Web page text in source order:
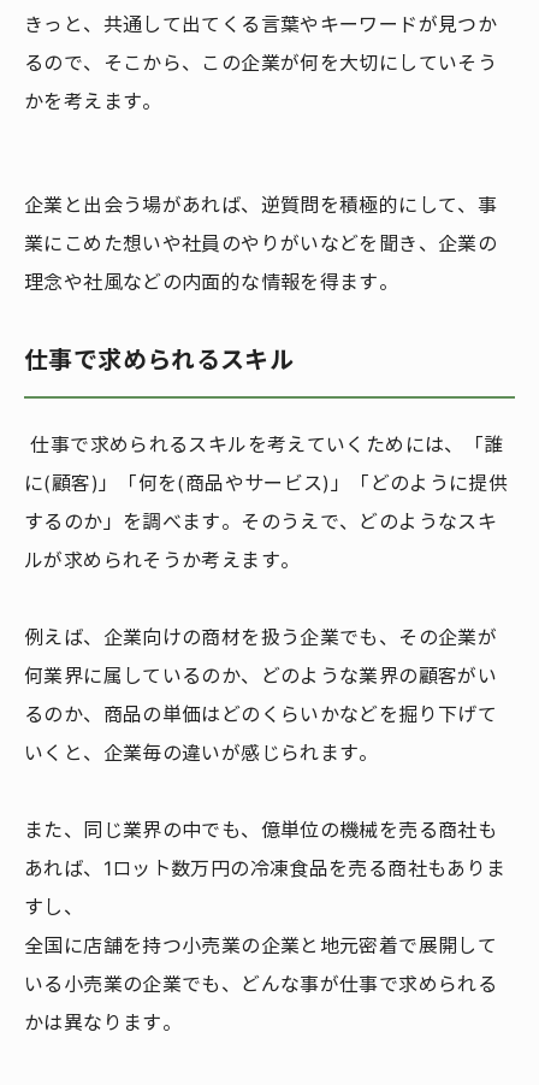
きっと、共通して出てくる言葉やキーワードが見つか
るので、そこから、この企業が何を大切にしていそう
かを考えます。
企業と出会う場があれば、逆質問を積極的にして、事
業にこめた想いや社員のやりがいなどを聞き、企業の
理念や社風などの内面的な情報を得ます。
仕事で求められるスキル
仕事で求められるスキルを考えていくためには、「誰
に(顧客)」「何を(商品やサービス)」「どのように提供
するのか」を調べます。そのうえで、どのようなスキ
ルが求められそうか考えます。
例えば、企業向けの商材を扱う企業でも、その企業が
何業界に属しているのか、どのような業界の顧客がい
るのか、商品の単価はどのくらいかなどを掘り下げて
いくと、企業毎の違いが感じられます。
また、同じ業界の中でも、億単位の機械を売る商社も
あれば、1ロット数万円の冷凍食品を売る商社もありま
すし、
全国に店舗を持つ小売業の企業と地元密着で展開して
いる小売業の企業でも、どんな事が仕事で求められる
かは異なります。